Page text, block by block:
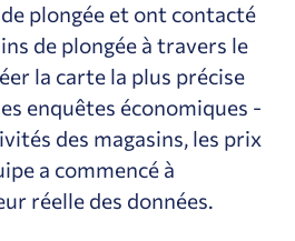
plongée et ont contacté
de plongée à travers le
la carte la plus précise
enquêtes économiques -
des magasins, les prix
a commencé à
réelle des données.